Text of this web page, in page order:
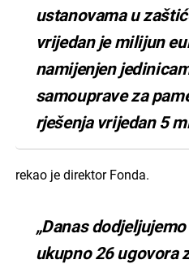
ustanovama u
vrijedan je milijun
namijenjen
samouprave za
rješenja vrijedan 5
rekao je direktor Fonda.
„Danas
ukupno 26 ugovora